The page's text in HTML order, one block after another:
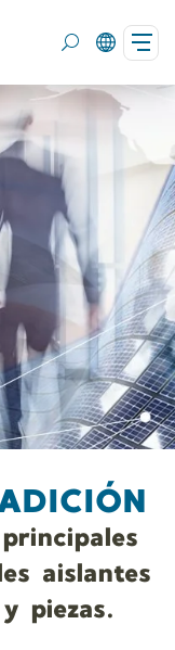
aislantes
piezas.